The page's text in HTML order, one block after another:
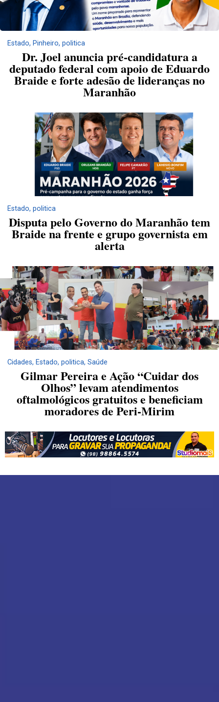
Estado, Pinheiro, politica
Dr. Joel anuncia pré-candidatura a
deputado federal com apoio de Eduardo
Braide e forte adesão de lideranças no
Maranhão
Estado, politica
Disputa pelo Governo do Maranhão tem
Braide na frente e grupo governista em
alerta
Cidades, Estado, politica, Saúde
Gilmar Pereira e Ação “Cuidar dos
Olhos” levam atendimentos
oftalmológicos gratuitos e beneficiam
moradores de Peri-Mirim